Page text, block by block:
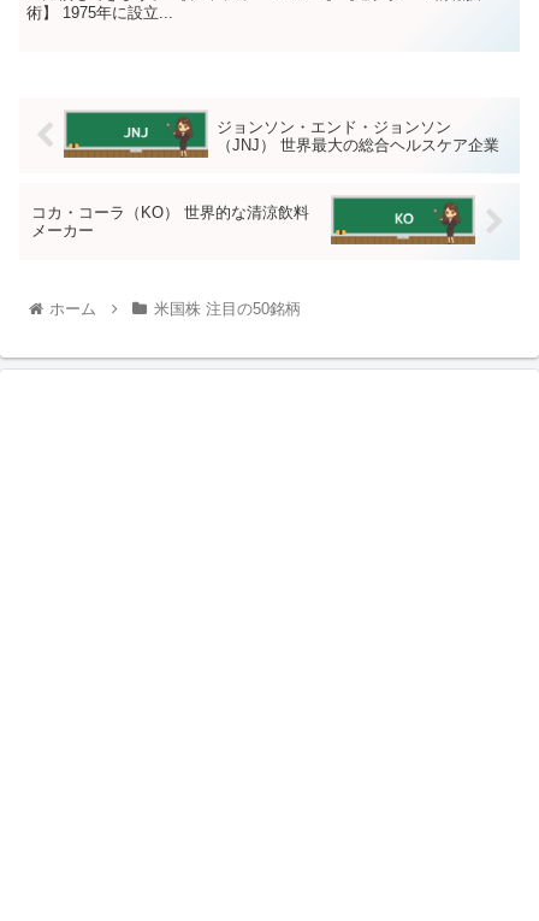
術】 1975年に設立...
ジョンソン・エンド・ジョンソン
（JNJ） 世界最大の総合ヘルスケア企業
コカ・コーラ（KO） 世界的な清涼飲料
メーカー
ホーム 米国株 注目の50銘柄